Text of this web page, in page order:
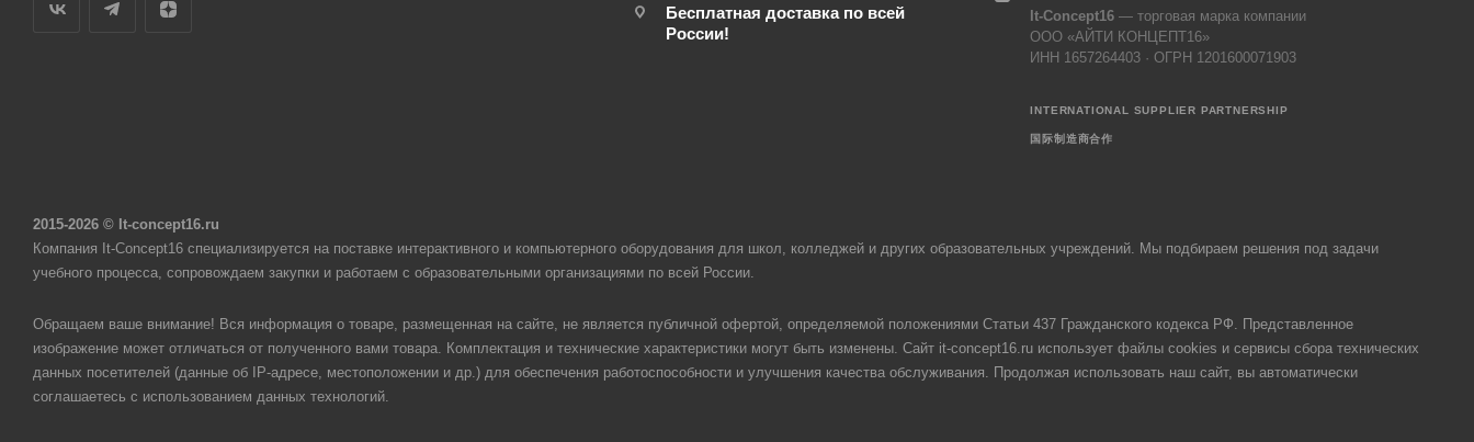
Бесплатная доставка по всей
России!
It-Concept16 — торговая марка компании
ООО «АЙТИ КОНЦЕПТ16»
ИНН 1657264403 · ОГРН 1201600071903
INTERNATIONAL SUPPLIER PARTNERSHIP
国际制造商合作
2015-2026 © It-concept16.ru
Компания It-Concept16 специализируется на поставке интерактивного и компьютерного оборудования для школ, колледжей и других образовательных учреждений. Мы подбираем решения под задачи
учебного процесса, сопровождаем закупки и работаем с образовательными организациями по всей России.
Обращаем ваше внимание! Вся информация о товаре, размещенная на сайте, не является публичной офертой, определяемой положениями Статьи 437 Гражданского кодекса РФ. Представленное
изображение может отличаться от полученного вами товара. Комплектация и технические характеристики могут быть изменены. Сайт it-concept16.ru использует файлы cookies и сервисы сбора технических
данных посетителей (данные об IP-адресе, местоположении и др.) для обеспечения работоспособности и улучшения качества обслуживания. Продолжая использовать наш сайт, вы автоматически
соглашаетесь с использованием данных технологий.